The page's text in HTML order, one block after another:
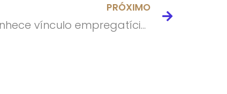
PRÓXIMO
Juiz reconhece vínculo empregatício entre Uber e motorista